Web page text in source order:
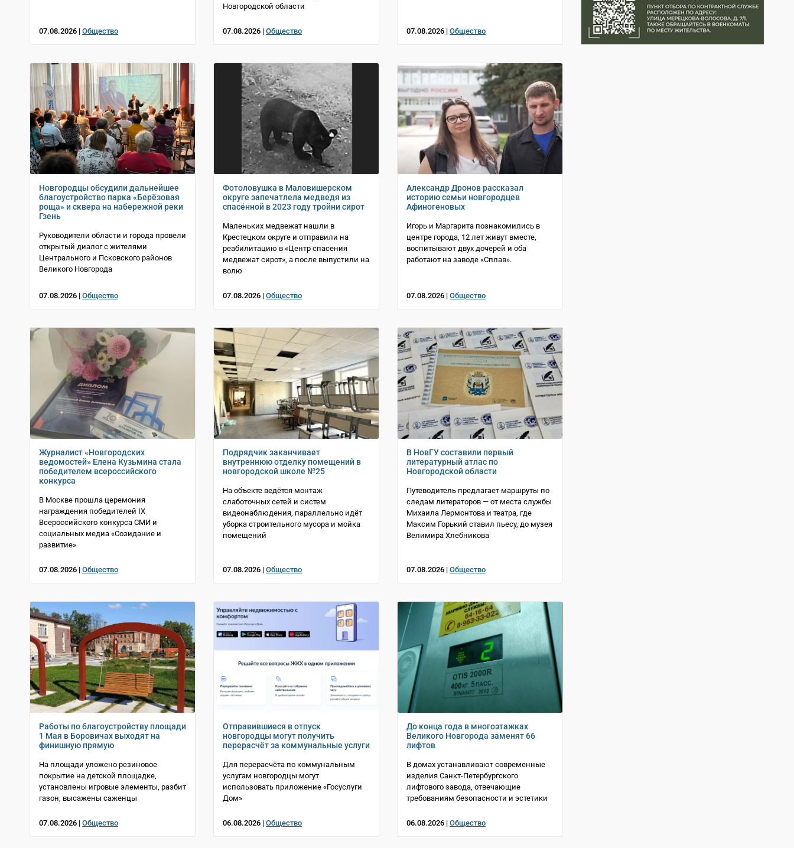
07.08.2026 | Общество
Новгородской области
07.08.2026 | Общество 07.08.2026 | Общество
Новгородцы обсудили дальнейшее
благоустройство парка «Берёзовая
роща» и сквера на набережной реки
Гзень
Руководители области и города провели
открытый диалог с жителями
Центрального и Псковского районов
Великого Новгорода
07.08.2026 | Общество
Фотоловушка в Маловишерском
округе запечатлела медведя из
спасённой в 2023 году тройни сирот
Маленьких медвежат нашли в
Крестецком округе и отправили на
реабилитацию в «Центр спасения
медвежат сирот», а после выпустили на
волю
07.08.2026 | Общество
Александр Дронов рассказал
историю семьи новгородцев
Афиногеновых
Игорь и Маргарита познакомились в
центре города, 12 лет живут вместе,
воспитывают двух дочерей и оба
работают на заводе «Сплав».
07.08.2026 | Общество
Журналист «Новгородских
ведомостей» Елена Кузьмина стала
победителем всероссийского
конкурса
В Москве прошла церемония
награждения победителей IX
Всероссийского конкурса СМИ и
социальных медиа «Созидание и
развитие»
07.08.2026 | Общество
Подрядчик заканчивает
внутреннюю отделку помещений в
новгородской школе №25
На объекте ведётся монтаж
слаботочных сетей и систем
видеонаблюдения, параллельно идёт
уборка строительного мусора и мойка
помещений
07.08.2026 | Общество
В НовГУ составили первый
литературный атлас по
Новгородской области
Путеводитель предлагает маршруты по
следам литераторов — от места службы
Михаила Лермонтова и театра, где
Максим Горький ставил пьесу, до музея
Велимира Хлебникова
07.08.2026 | Общество
Работы по благоустройству площади
1 Мая в Боровичах выходят на
финишную прямую
На площади уложено резиновое
покрытие на детской площадке,
установлены игровые элементы, разбит
газон, высажены саженцы
07.08.2026 | Общество
Отправившиеся в отпуск
новгородцы могут получить
перерасчёт за коммунальные услуги
Для перерасчёта по коммунальным
услугам новгородцы могут
использовать приложение «Госуслуги
Дом»
06.08.2026 | Общество
До конца года в многоэтажках
Великого Новгорода заменят 66
лифтов
В домах устанавливают современные
изделия Санкт-Петербургского
лифтового завода, отвечающие
требованиям безопасности и эстетики
06.08.2026 | Общество